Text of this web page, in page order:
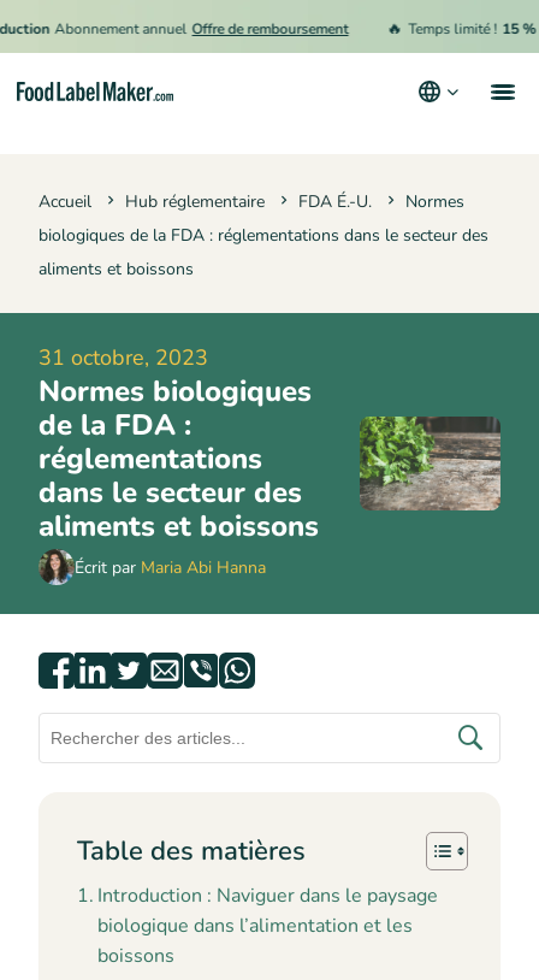
Abonnement annuel Offre de remboursement Temps limité ! 15 % de
Accueil Hub réglementaire FDA É.-U.
Normes
biologiques de la FDA : réglementations dans le secteur des
aliments et boissons
31 octobre, 2023
Normes biologiques
de la FDA :
réglementations
dans le secteur des
aliments et boissons
Écrit par Maria Abi Hanna
Table des matières
Introduction : Naviguer dans le paysage
biologique dans l’alimentation et les
boissons
Tarification
Engager un expert
Ressources
Conditions générales d’utilisation
Politique de confidentialité